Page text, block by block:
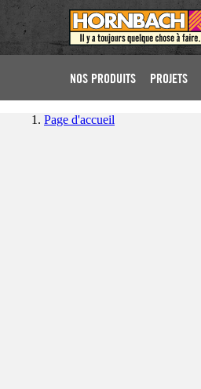
NOS PRODUITS PROJETS
Page d'accueil